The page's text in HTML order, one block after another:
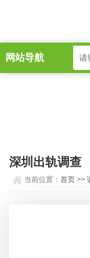
网站导航
深圳出轨调查
当前位置：首页 >>